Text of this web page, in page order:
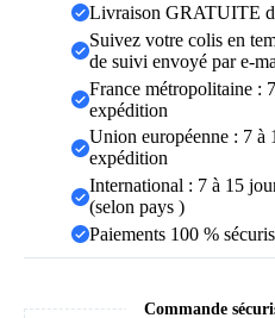
Livraison GRATUITE
Suivez votre colis en
de suivi envoyé par e-
France métropolitaine :
expédition
Union européenne : 7 à
expédition
International : 7 à 15
(selon pays )
Paiements 100 %
Commande